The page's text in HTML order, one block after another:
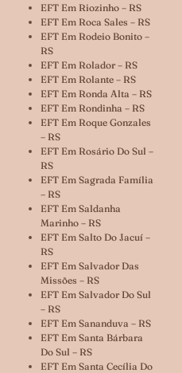
EFT Em Riozinho – RS
EFT Em Roca Sales – RS
EFT Em Rodeio Bonito –
RS
EFT Em Rolador – RS
EFT Em Rolante – RS
EFT Em Ronda Alta – RS
EFT Em Rondinha – RS
EFT Em Roque Gonzales
– RS
EFT Em Rosário Do Sul –
RS
EFT Em Sagrada Família
– RS
EFT Em Saldanha
Marinho – RS
EFT Em Salto Do Jacuí –
RS
EFT Em Salvador Das
Missões – RS
EFT Em Salvador Do Sul
– RS
EFT Em Sananduva – RS
EFT Em Santa Bárbara
Do Sul – RS
EFT Em Santa Cecília Do